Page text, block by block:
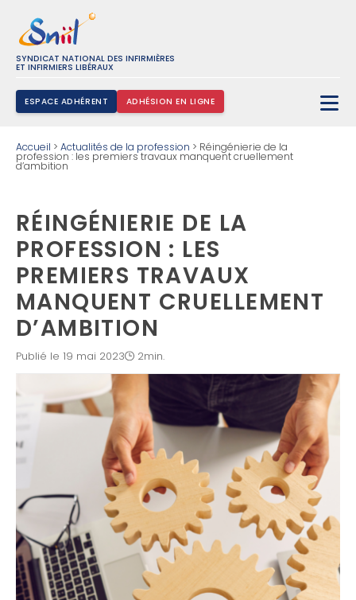
SYNDICAT NATIONAL DES INFIRMIÈRES
ET INFIRMIERS LIBÉRAUX
ESPACE ADHÉRENT ADHÉSION EN LIGNE
Accueil > Actualités de la profession > Réingénierie de la
profession : les premiers travaux manquent cruellement
d’ambition
RÉINGÉNIERIE DE LA
PROFESSION : LES
PREMIERS TRAVAUX
MANQUENT CRUELLEMENT
D’AMBITION
Publié le 19 mai 2023 2min.